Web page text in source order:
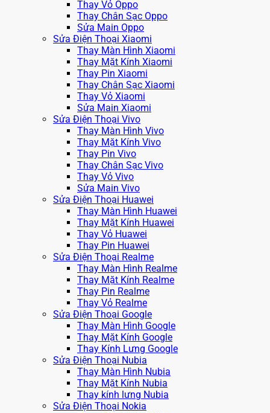
Thay Vỏ Oppo
Thay Chân Sạc Oppo
Sửa Main Oppo
Sửa Điện Thoại Xiaomi
Thay Màn Hình Xiaomi
Thay Mặt Kính Xiaomi
Thay Pin Xiaomi
Thay Chân Sạc Xiaomi
Thay Vỏ Xiaomi
Sửa Main Xiaomi
Sửa Điện Thoại Vivo
Thay Màn Hình Vivo
Thay Mặt Kính Vivo
Thay Pin Vivo
Thay Chân Sạc Vivo
Thay Vỏ Vivo
Sửa Main Vivo
Sửa Điện Thoại Huawei
Thay Màn Hình Huawei
Thay Mặt Kính Huawei
Thay Vỏ Huawei
Thay Pin Huawei
Sửa Điện Thoại Realme
Thay Màn Hình Realme
Thay Mặt Kính Realme
Thay Pin Realme
Thay Vỏ Realme
Sửa Điện Thoại Google
Thay Màn Hình Google
Thay Mặt Kính Google
Thay Kính Lưng Google
Sửa Điện Thoại Nubia
Thay Màn Hình Nubia
Thay Mặt Kính Nubia
Thay kính lưng Nubia
Sửa Điện Thoại Nokia